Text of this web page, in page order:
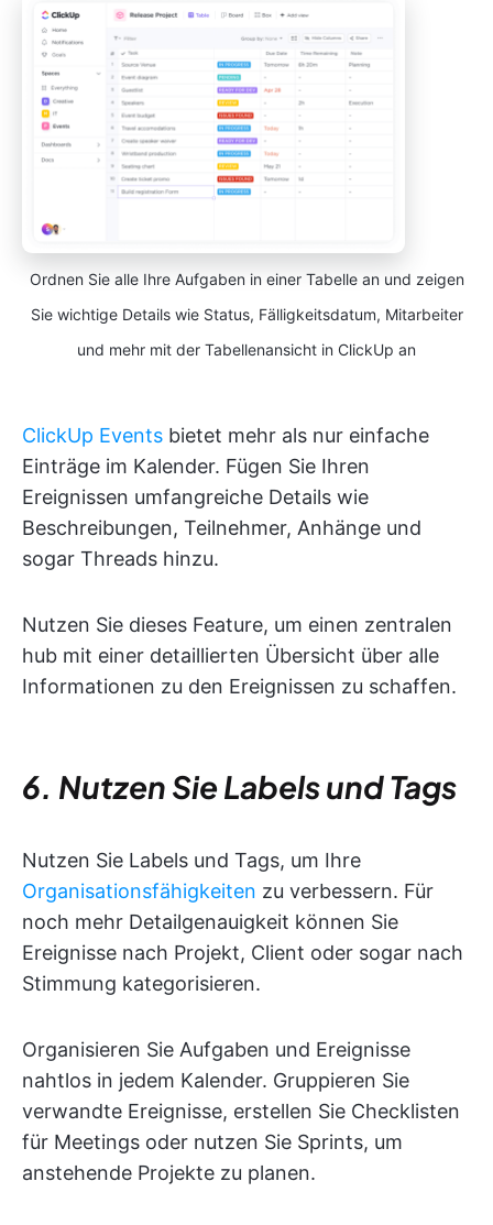
Ordnen Sie alle Ihre Aufgaben in einer Tabelle an und zeigen
Sie wichtige Details wie Status, Fälligkeitsdatum, Mitarbeiter
und mehr mit der Tabellenansicht in ClickUp an
ClickUp Events bietet mehr als nur einfache
Einträge im Kalender. Fügen Sie Ihren
Ereignissen umfangreiche Details wie
Beschreibungen, Teilnehmer, Anhänge und
sogar Threads hinzu.
Nutzen Sie dieses Feature, um einen zentralen
hub mit einer detaillierten Übersicht über alle
Informationen zu den Ereignissen zu schaffen.
6. Nutzen Sie Labels und Tags
Nutzen Sie Labels und Tags, um Ihre
Organisationsfähigkeiten zu verbessern. Für
noch mehr Detailgenauigkeit können Sie
Ereignisse nach Projekt, Client oder sogar nach
Stimmung kategorisieren.
Organisieren Sie Aufgaben und Ereignisse
nahtlos in jedem Kalender. Gruppieren Sie
verwandte Ereignisse, erstellen Sie Checklisten
für Meetings oder nutzen Sie Sprints, um
anstehende Projekte zu planen.